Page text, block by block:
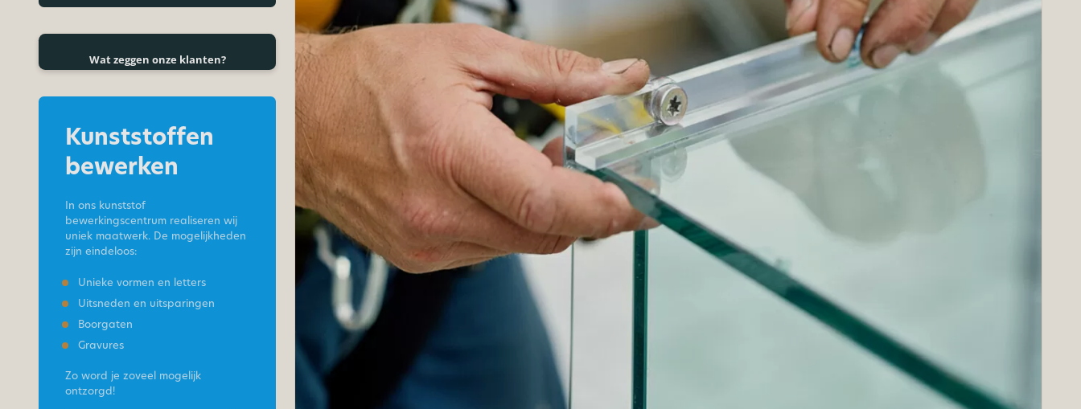
Wat zeggen onze klanten?
Kunststoffen
bewerken
In ons kunststof
bewerkingscentrum realiseren wij
uniek maatwerk. De mogelijkheden
zijn eindeloos:
Unieke vormen en letters
Uitsneden en uitsparingen
Boorgaten
Gravures
Zo word je zoveel mogelijk
ontzorgd!